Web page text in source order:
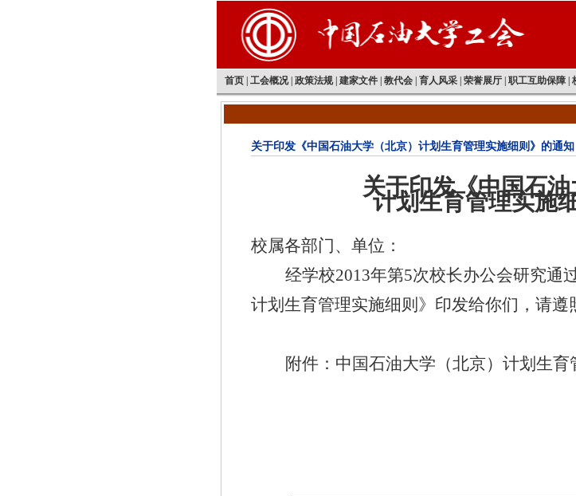
首页 工会概况| 政策法规| 建家文件 教代会 育人风采 荣誉展厅 职工互助保障
关于印发《中国石油大学（北京）计划生育管理实施细则》的通知
关于印发《中国石油
计划生育管理实施
校属各部门、单位：
经学校2013年第5次校长办公会研究通
计划生育管理实施细则》印发给你们，请遵
附件：中国石油大学（北京）计划生育